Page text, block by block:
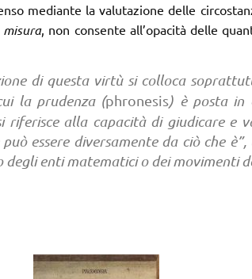
mediante la valutazione delle
misura, non consente all’opacità delle
di questa virtù si colloca
la prudenza (phronesis) è posta in
riferisce alla capacità di giudicare e
essere diversamente da ciò che
degli enti matematici o dei movimenti